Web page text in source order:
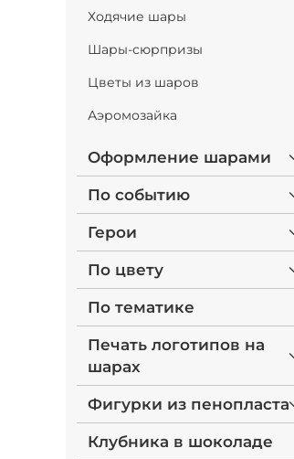
Ходячие шары
Шары-сюрпризы
Цветы из шаров
Аэромозайка
Оформление шарами
По событию
Герои
По цвету
По тематике
Печать логотипов на
шарах
Фигурки из пенопласта
Клубника в шоколаде